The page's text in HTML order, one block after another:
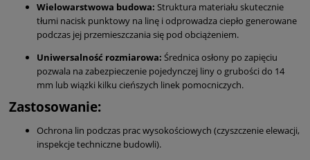
Wielowarstwowa budowa: Struktura materiału skutecznie
tłumi nacisk punktowy na linę i odprowadza ciepło generowane
podczas jej przemieszczania się pod obciążeniem.
Uniwersalność rozmiarowa: Średnica osłony po zapięciu
pozwala na zabezpieczenie pojedynczej liny o grubości do 14
mm lub wiązki kilku cieńszych linek pomocniczych.
Zastosowanie:
Ochrona lin podczas prac wysokościowych (czyszczenie elewacji,
inspekcje techniczne budowli).